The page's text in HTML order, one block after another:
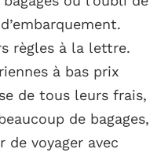
règles à la lettre.
à bas prix
de tous leurs frais,
de bagages,
voyager avec